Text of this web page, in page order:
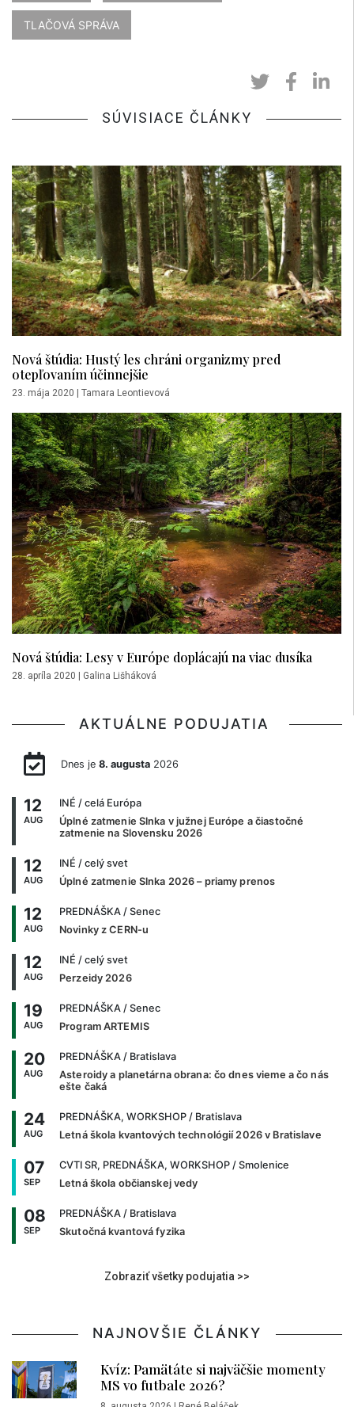
TLAČOVÁ SPRÁVA
SÚVISIACE ČLÁNKY
Nová štúdia: Hustý les chráni organizmy pred
otepľovaním účinnejšie
23. mája 2020 Tamara Leontievová
Nová štúdia: Lesy v Európe doplácajú na viac dusíka
28. apríla 2020 | Galina Lišháková
AKTUÁLNE PODUJATIA
Dnes je 8. augusta2026
12
AUG
INÉ / celá Európa
Úplné zatmenie Slnka v južnej Európe a čiastočné
zatmenie na Slovensku 2026
12
AUG
INÉ / celý svet
Úplné zatmenie Slnka 2026 – priamy prenos
12
AUG
PREDNÁŠKA / Senec
Novinky z CERN-u
12
AUG
INÉ / celý svet
Perzeidy 2026
19
AUG
PREDNÁŠKA / Senec
Program ARTEMIS
20
AUG
PREDNÁŠKA / Bratislava
Asteroidy a planetárna obrana: čo dnes vieme a čo nás
ešte čaká
24
AUG
PREDNÁŠKA, WORKSHOP / Bratislava
Letná škola kvantových technológií 2026 v Bratislave
07
SEP
CVTI SR, PREDNÁŠKA, WORKSHOP / Smolenice
Letná škola občianskej vedy
08
SEP
PREDNÁŠKA / Bratislava
Skutočná kvantová fyzika
Zobraziť všetky podujatia >>
NAJNOVŠIE ČLÁNKY
Kvíz: Pamätáte si najväčšie momenty
MS vo futbale 2026?